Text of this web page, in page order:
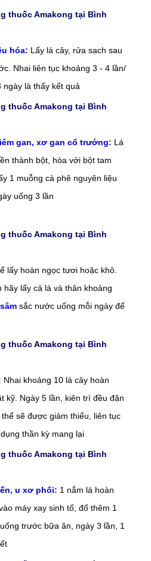
hóa: Lấy lá cây, rửa sạch sau
Nhai liên tục khoảng 3 - 4 lần/
là thấy kết quả
gan, xơ gan cổ trướng: Lá
thành bột, hòa với bột tam
1 muỗng cà phê nguyên liệu
uống 3 lần
lấy hoàn ngọc tươi hoặc khô.
hãy lấy cả lá và thân khoảng
sắc nước uống mỗi ngày để
Nhai khoảng 10 lá cây hoàn
kỹ. Ngày 5 lần, kiên trì đều đặn
sẽ được giảm thiểu, liên tục
thần kỳ mang lại
u xơ phổi: 1 nắm lá hoàn
máy xay sinh tố, đổ thêm 1
trước bữa ăn, ngày 3 lần, 1